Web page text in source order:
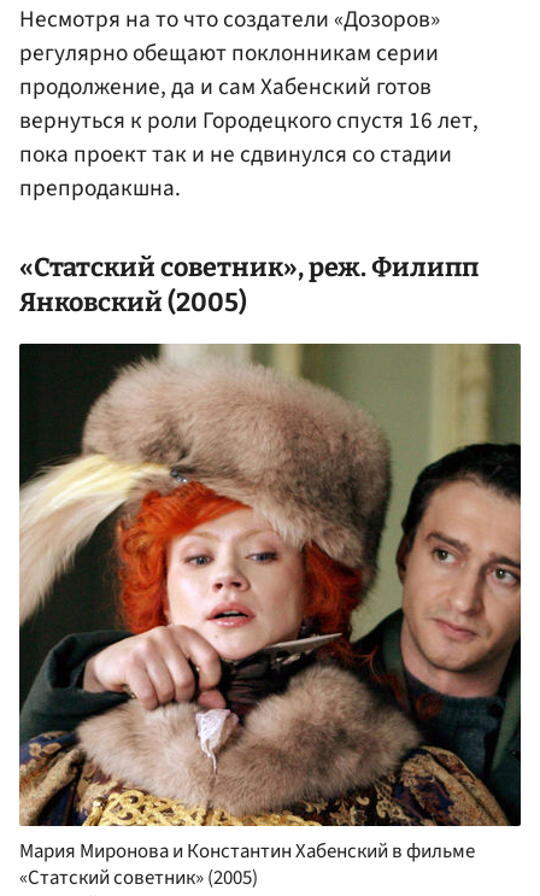
Несмотря на то что создатели «Дозоров»
регулярно обещают поклонникам серии
продолжение, да и сам Хабенский готов
вернуться к роли Городецкого спустя 16 лет,
пока проект так и не сдвинулся со стадии
препродакшна.
«Статский советник», реж.Филипп
Янковский(2005)
Мария Миронова и Константин Хабенский в фильме
«Статский советник» (2005)